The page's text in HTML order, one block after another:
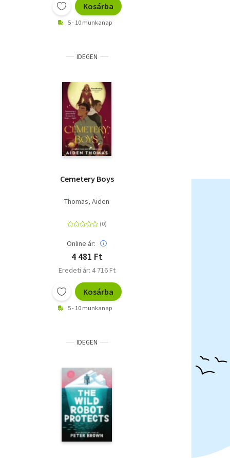
Kosárba
5 - 10 munkanap
IDEGEN
Cemetery Boys
Thomas, Aiden
Online ár:
4 481 Ft
Eredeti ár: 4 716 Ft
Kosárba
5 - 10 munkanap
IDEGEN